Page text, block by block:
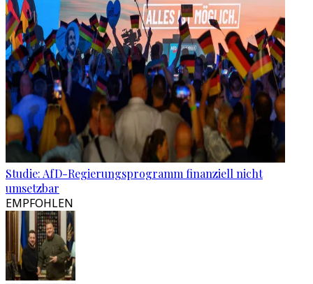
Studie: AfD-Regierungsprogramm finanziell nicht
umsetzbar
EMPFOHLEN